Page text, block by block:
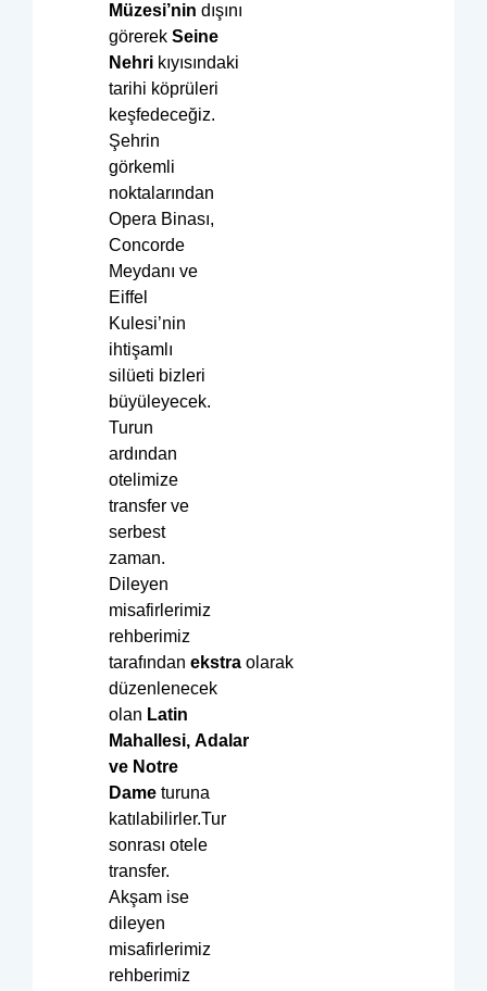
Müzesi’nin dışını
görerek Seine
Nehri kıyısındaki
tarihi köprüleri
keşfedeceğiz.
Şehrin
görkemli
noktalarından
Opera Binası,
Concorde
Meydanı ve
Eiffel
Kulesi’nin
ihtişamlı
silüeti bizleri
büyüleyecek.
Turun
ardından
otelimize
transfer ve
serbest
zaman.
Dileyen
misafirlerimiz
rehberimiz
tarafından ekstra olarak
düzenlenecek
olan Latin
Mahallesi, Adalar
ve Notre
Dame turuna
katılabilirler.Tur
sonrası otele
transfer.
Akşam ise
dileyen
misafirlerimiz
rehberimiz